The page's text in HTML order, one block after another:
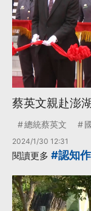
蔡英文親赴澎
總統蔡英文
2024/1/30 12:31
閱讀更多 #認知